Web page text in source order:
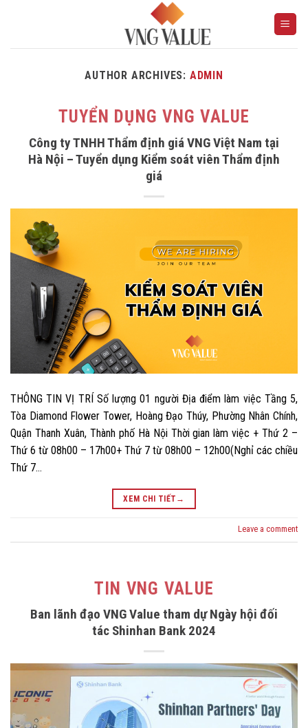
AUTHOR ARCHIVES: ADMIN
TUYỂN DỤNG VNG VALUE
Công ty TNHH Thẩm định giá VNG Việt Nam tại
Hà Nội – Tuyển dụng Kiểm soát viên Thẩm định
giá
THÔNG TIN VỊ TRÍ Số lượng 01 người Địa điểm làm việc Tầng 5,
Tòa Diamond Flower Tower, Hoàng Đạo Thúy, Phường Nhân Chính,
Quận Thanh Xuân, Thành phố Hà Nội Thời gian làm việc + Thứ 2 –
Thứ 6 từ 08h00 – 17h00+ Thứ 7 từ 08h00 – 12h00(Nghỉ các chiều
Thứ 7…
XEM CHI TIẾT →
Leave a comment
TIN VNG VALUE
Ban lãnh đạo VNG Value tham dự Ngày hội đối
tác Shinhan Bank 2024